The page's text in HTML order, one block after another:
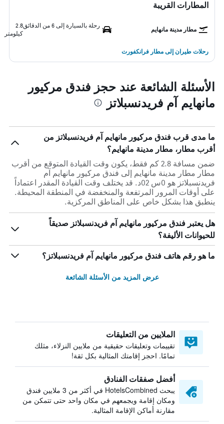
المطارات القريبة
مطار مدينة مانهايم
رحلة بالسيارة إلى 6 من الدقائق
2.8
كيلومتر
رحلات طيران إلى مطار فرانكفورت
الأسئلة الشائعة عند حجز فندق مركيور
مانهايم آم فريدنسبلاتز
ما مدى قرب فندق مركيور مانهايم آم فريدنسبلاتز من
أقرب مطار، مطار مدينة مانهايم؟
ضمن مسافة 2.8 كم فقط، يكون وقت القيادة المتوقع من أقرب
مطار مطار مدينة مانهايم إلى فندق مركيور مانهايم آم
فريدنسبلاتز هو 0س 02د. قد يختلف وقت القيادة المقدر اعتماداً
على أوقات المرور المرتفعة والمنخفضة في المنطقة المحيطة.
ينطبق هذا بشكل خاص على المناطق المركزية.
هل يعتبر فندق مركيور مانهايم آم فريدنسبلاتز صديقاً
للحيوانات الأليفة؟
ما هو رقم هاتف فندق مركيور مانهايم آم فريدنسبلاتز؟
عرض المزيد من الأسئلة الشائعة
الملايين من التعليقات
تقييمات وتعليقات حقيقية من ملايين النزلاء، مثلك
تمامًا. احجز إقامتك المثالية بكل ثقة!
أفضل صفقات الفنادق
يبحث HotelsCombined في أكثر من 3 ملايين فندق
ومكان إقامة ويجمعهم في مكان واحد حتى تتمكن من
مقارنة أماكن الإقامة المثالية.